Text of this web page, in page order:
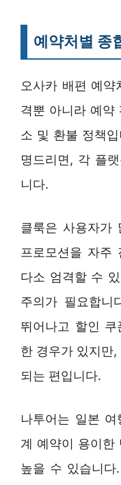
예약처별 종
오사카 배편 예
격뿐 아니라 예약
소 및 환불 정책
명드리면, 각 플
니다.
클룩은 사용자가
프로모션을 자주
다소 엄격할 수
주의가 필요합니
뛰어나고 할인
한 경우가 있지만
되는 편입니다.
나투어는 일본
계 예약이 용이한
높을 수 있습니다